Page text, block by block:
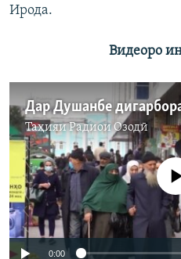
Ирода.
Видеоро
ТаҳияиРадиои Озодӣ
Феълан
0:00